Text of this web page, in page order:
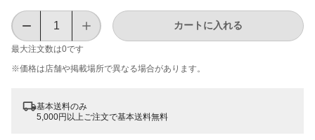
最大注文数は0です
カートに入れる
※価格は​店舗や​掲載場所で​異なる​場合が​あります。
基本送料のみ
5,000円以上ご注文で基本送料無料